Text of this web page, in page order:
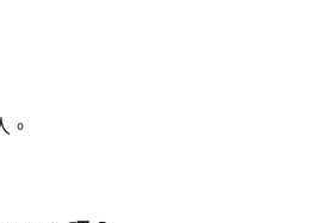
。